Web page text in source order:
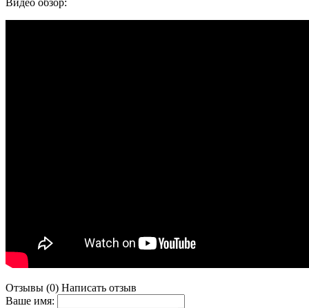
Видео обзор:
Отзывы (0) Написать отзыв
Ваше имя: